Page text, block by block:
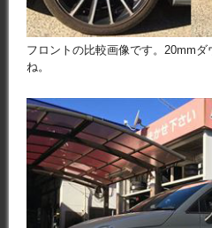
フロントの比較画像です。20mm
ね。